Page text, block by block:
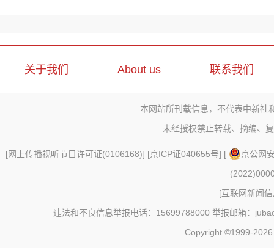
关于我们 About us 联系我们
本网站所刊载信息，不代表中新社
未经授权禁止转载、摘编、
[网上传播视听节目许可证(0106168)] [京ICP证040655号] [
京公网
[互联网新闻
违法和不良信息举报电话：15699788000 举报邮箱：
Copyright ©1999-